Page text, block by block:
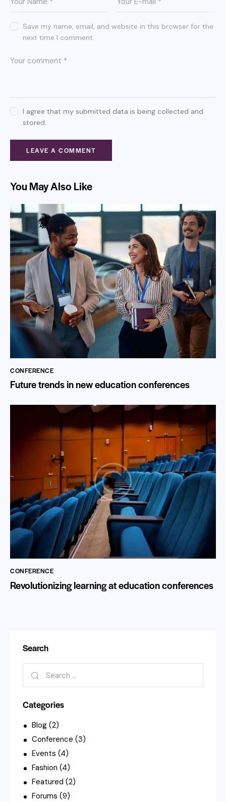
Save my name, email, and website in this browser for the
next time I comment.
I agree that my submitted data is being collected and
stored.
You May Also Like
CONFERENCE
Future trends in new education conferences
CONFERENCE
Revolutionizing learning at education conferences
Search
Categories
Blog (2)
Conference (3)
Events (4)
Fashion (4)
Featured (2)
Forums (9)